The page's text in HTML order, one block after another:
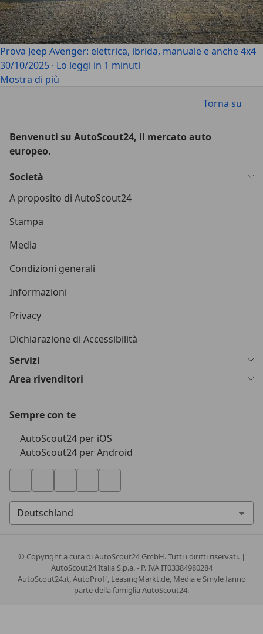
Prova Jeep Avenger: elettrica, ibrida, manuale e anche 4x4
30/10/2025 · Lo leggi in 1 minuti
Mostra di più
Torna su
Benvenuti su AutoScout24, il mercato auto
europeo.
Società
A proposito di AutoScout24
Stampa
Media
Condizioni generali
Informazioni
Privacy
Dichiarazione di Accessibilità
Servizi
Area rivenditori
Sempre con te
AutoScout24 per iOS
AutoScout24 per Android
© Copyrighta cura di AutoScout24 GmbH. Tutti i diritti riservati. |
AutoScout24 Italia S.p.a. - P. IVA IT03384980284
AutoScout24.it, AutoProff, LeasingMarkt.de, Media e Smyle fanno
parte della famiglia AutoScout24.